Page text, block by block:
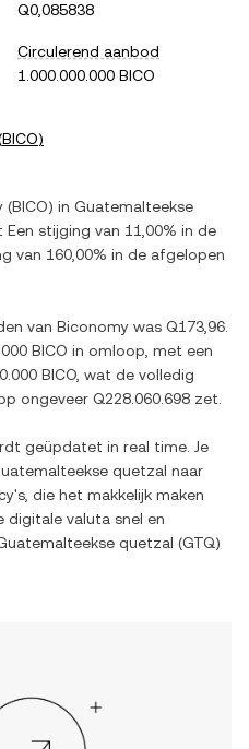
Q0,085838
Circulerend aanbod
1.000.000.000 BICO
BICO)
(BICO) in Guatemalteekse
Een stijging van 11,00% in de
van 160,00% in de afgelopen
van Biconomy was Q173,96
BICO in omloop, met een
BICO , wat de volledig
ongeveer Q228.060.698 zet.
geüpdatet in real time. Je
quetzal naar
die het makkelijk maken
digitale valuta snel en
quetzal (GTQ)